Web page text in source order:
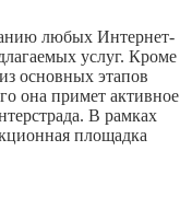
любых Интернет-
услуг. Кроме
основных этапов
она примет активное
В рамках
площадка